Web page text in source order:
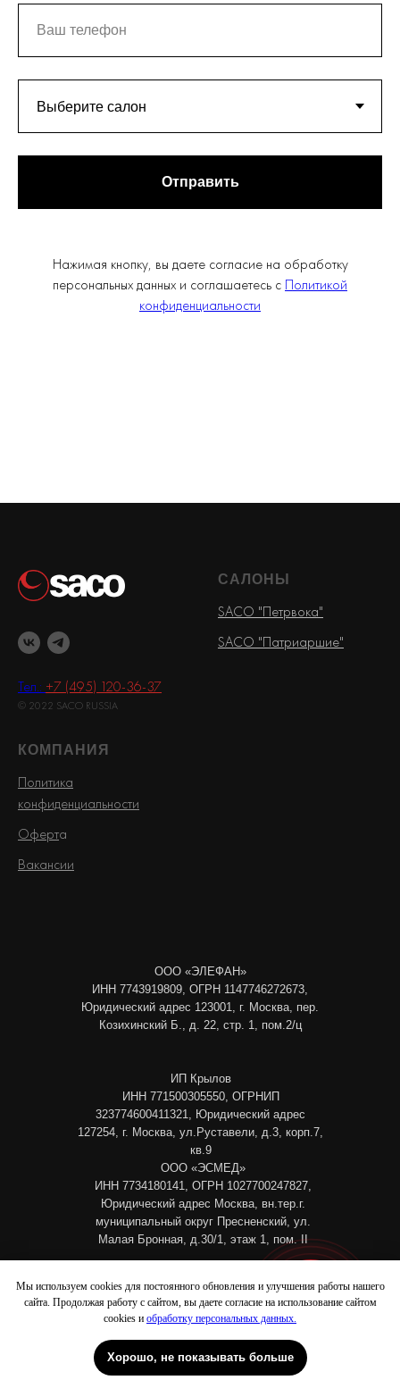
Мы используем cookies для постоянного обновления и улучшения работы нашего
сайта. Продолжая работу с сайтом, вы даете согласие на использование сайтом
cookies и обработку персональных данных.
Хорошо, не показывать больше
Петровка
Отправить
Нажимая кнопку, вы даете согласие на обработку
персональных данных и соглашаетесь с Политикой
конфиденциальности
Тел.: +7 (495) 120-36-37
© 2022 SACO RUSSIA
САЛОНЫ
SACO "Петрвока"
SACO "Патриаршие"
КОМПАНИЯ
Политика
конфиденциальности
Оферта
Вакансии
ООО «ЭЛЕФАН»
ИНН 7743919809, ОГРН 1147746272673,
Юридический адрес 123001, г. Москва, пер.
Козихинский Б., д. 22, стр. 1, пом.2/ц
ИП Крылов
ИНН 771500305550, ОГРНИП
323774600411321, Юридический адрес
127254, г. Москва, ул.Руставели, д.3, корп.7,
кв.9
ИП Гаврикова Вера Васильевна
ИНН 524922304506, ОГРНИП
325527500060285, Юридический адрес
Дзержинск, проспект Ленина, д. 44а, кв./оф.
ООО «ЭСМЕД»
ИНН 7734180141, ОГРН 1027700247827,
Юридический адрес Москва, вн.тер.г.
муниципальный округ Пресненский, ул.
Малая Бронная, д.30/1, этаж 1, пом. II
Патрики